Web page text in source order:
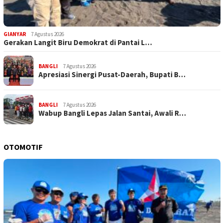
GIANYAR 7 Agustus 2026
Gerakan Langit Biru Demokrat di Pantai L…
BANGLI 7 Agustus 2026
Apresiasi Sinergi Pusat-Daerah, Bupati B…
BANGLI 7 Agustus 2026
Wabup Bangli Lepas Jalan Santai, Awali R…
OTOMOTIF